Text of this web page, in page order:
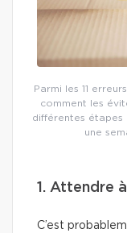
Parmi les 11
comment les
différentes étapes
une
1. Attendre
C’est